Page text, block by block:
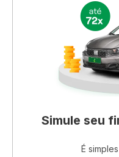
Simule seu
É